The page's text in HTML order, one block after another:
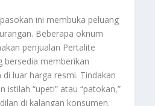
ini membuka peluang
Beberapa oknum
penjualan Pertalite
bersedia memberikan
luar harga resmi. Tindakan
istilah “upeti” atau “patokan,”
di kalangan konsumen.